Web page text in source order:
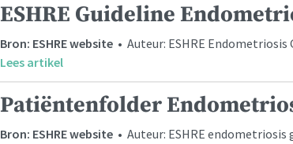
ESHRE Guideline
Bron: ESHRE website • Auteur: ESHRE
Lees artikel
Patiëntenfolder
Bron: ESHRE website • Auteur: ESHRE